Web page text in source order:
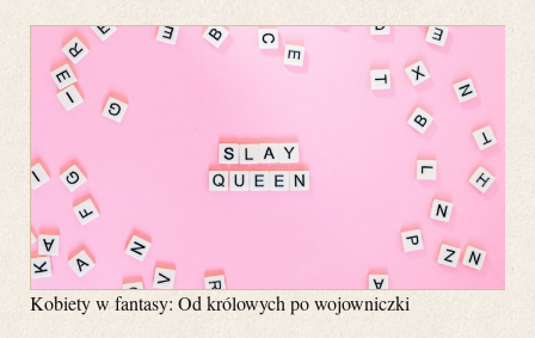
Kobiety w fantasy: Od królowych po wojowniczki